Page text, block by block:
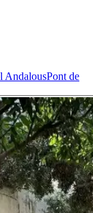
AndalousPont de